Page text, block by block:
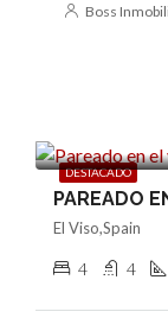
Boss
DESTACADO
PAREADO
El Viso,Spain
4 4